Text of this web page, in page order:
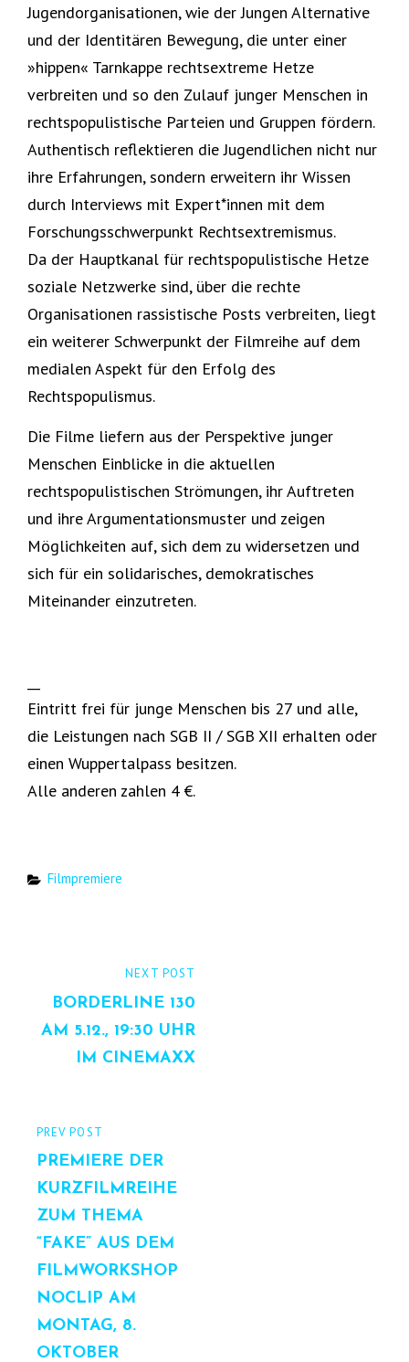
Jugendorganisationen, wie der Jungen Alternative
und der Identitären Bewegung, die unter einer
»hippen« Tarnkappe rechtsextreme Hetze
verbreiten und so den Zulauf junger Menschen in
rechtspopulistische Parteien und Gruppen fördern.
Authentisch reflektieren die Jugendlichen nicht nur
ihre Erfahrungen, sondern erweitern ihr Wissen
durch Interviews mit Expert*innen mit dem
Forschungsschwerpunkt Rechtsextremismus.
Da der Hauptkanal für rechtspopulistische Hetze
soziale Netzwerke sind, über die rechte
Organisationen rassistische Posts verbreiten, liegt
ein weiterer Schwerpunkt der Filmreihe auf dem
medialen Aspekt für den Erfolg des
Rechtspopulismus.
Die Filme liefern aus der Perspektive junger
Menschen Einblicke in die aktuellen
rechtspopulistischen Strömungen, ihr Auftreten
und ihre Argumentationsmuster und zeigen
Möglichkeiten auf, sich dem zu widersetzen und
sich für ein solidarisches, demokratisches
Miteinander einzutreten.
Eintritt frei für junge Menschen bis 27 und alle,
die Leistungen nach SGB II / SGB XII erhalten oder
einen Wuppertalpass besitzen.
Alle anderen zahlen 4 €.
Categories
Filmpremiere
Beitrags-
Navigation
PREVIOUS
POST
PREV POST
PREMIERE DER
KURZFILMREIHE
ZUM THEMA
“FAKE” AUS DEM
FILMWORKSHOP
NOCLIP AM
MONTAG, 8.
OKTOBER
POST
NEXT POST
BORDERLINE 130
AM 5.12., 19:30 UHR
IM CINEMAXX